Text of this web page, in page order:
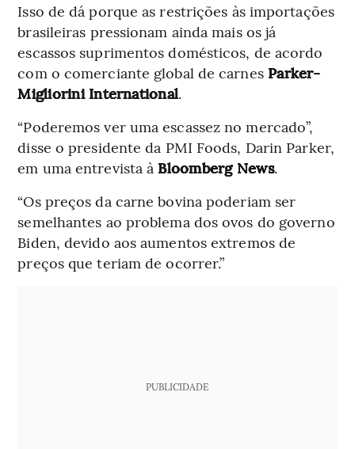
Isso de dá porque as restrições às importações
brasileiras pressionam ainda mais os já
escassos suprimentos domésticos, de acordo
com o comerciante global de carnesParker-
Migliorini International.
“Poderemos ver uma escassez no mercado”,
disse o presidente da PMI Foods, Darin Parker,
em uma entrevista à Bloomberg News.
“Os preços da carne bovina poderiam ser
semelhantes ao problema dos ovos do governo
Biden, devido aos aumentos extremos de
preços que teriam de ocorrer.”
PUBLICIDADE